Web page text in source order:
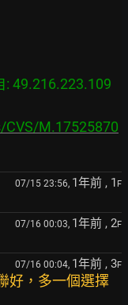
: 49.216.223.109
M.17525870
07/15 23:56, 1年前 , 1 F
07/16 00:03, 1年前 , 2F
07/16 00:04, 1年前 , 3F
好，多一個選擇